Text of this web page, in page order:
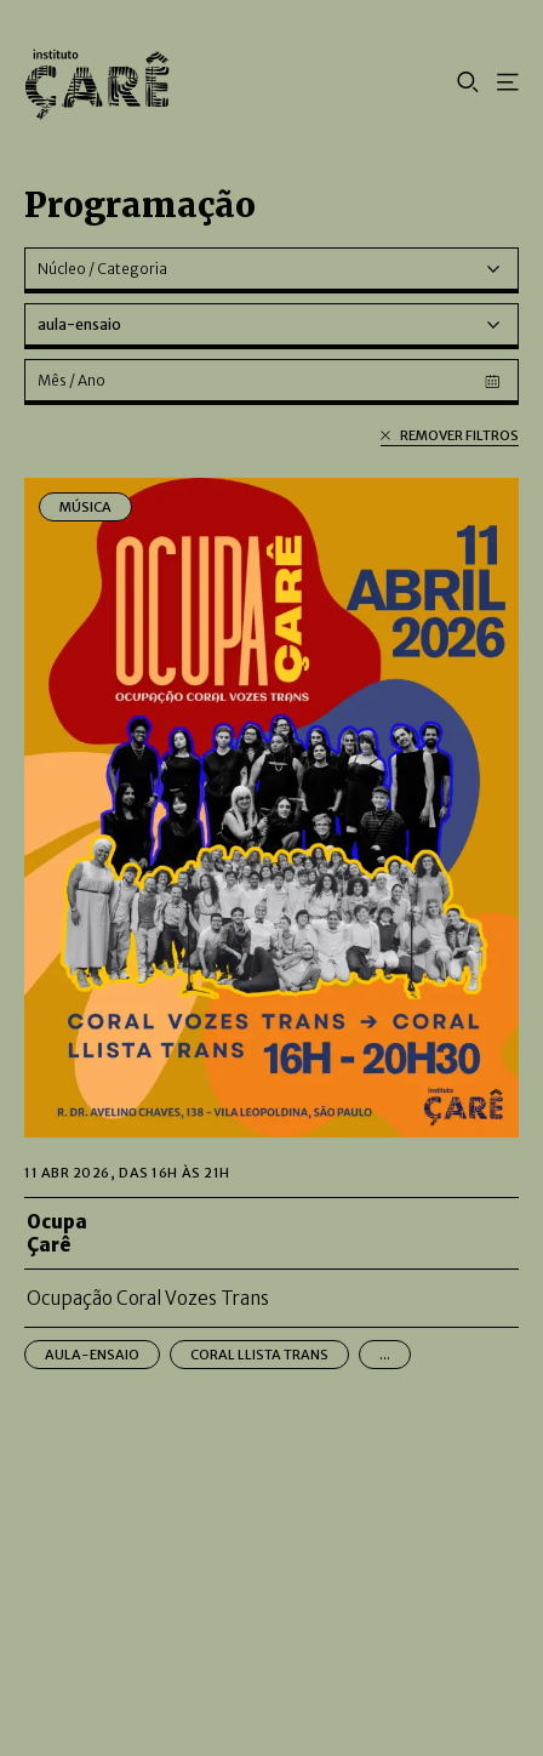
Programação
Núcleo / Categoria
aula-ensaio
Mês / Ano
REMOVER FILTROS
MÚSICA
11 ABR 2026, DAS 16H ÀS 21H
Ocupa
Çarê
Ocupação Coral Vozes Trans
AULA-ENSAIO CORAL LLISTA TRANS ...